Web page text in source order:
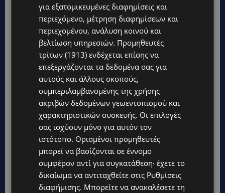
Topics
UPDATES
ΙΣΑΑΚ-ΣΟΛΩΜΟΥ: Κλείνουν συμβολικά οδοφράγματα την
Παρασκευή – Πού και τι ώρα θα γίνουν οι δράσεις
για εξατομικευμένες διαφημίσεις και
περιεχόμενο, μέτρηση διαφημίσεων και
περιεχομένου, ανάλυση κοινού και
βελτίωση υπηρεσιών. Προμηθευτές
τρίτων (1913) ενδέχεται επίσης να
επεξεργάζονται τα δεδομένα σας για
αυτούς και άλλους σκοπούς,
συμπεριλαμβανομένης της χρήσης
ακριβών δεδομένων γεωεντοπισμού και
χαρακτηριστικών συσκευής. Οι επιλογές
σας ισχύουν μόνο για αυτόν τον
ιστότοπο. Ορισμένοι προμηθευτές
μπορεί να βασίζονται σε έννομο
συμφέρον αντί για συγκατάθεση· έχετε το
δικαίωμα να αντιταχθείτε στις Ρυθμίσεις
διαφήμισης. Μπορείτε να ανακαλέσετε τη